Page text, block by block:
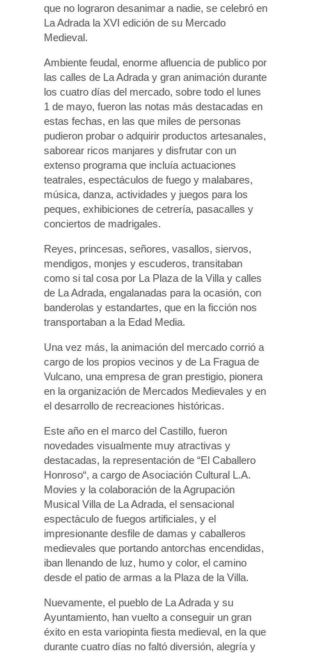
que no lograron desanimar a nadie, se celebró en
La Adrada la XVI edición de su Mercado
Medieval.
Ambiente feudal, enorme afluencia de publico por
las calles de La Adrada y gran animación durante
los cuatro días del mercado, sobre todo el lunes
1 de mayo, fueron las notas más destacadas en
estas fechas, en las que miles de personas
pudieron probar o adquirir productos artesanales,
saborear ricos manjares y disfrutar con un
extenso programa que incluía actuaciones
teatrales, espectáculos de fuego y malabares,
música, danza, actividades y juegos para los
peques, exhibiciones de cetrería, pasacalles y
conciertos de madrigales.
Reyes, princesas, señores, vasallos, siervos,
mendigos, monjes y escuderos, transitaban
como si tal cosa por La Plaza de la Villa y calles
de La Adrada, engalanadas para la ocasión, con
banderolas y estandartes, que en la ficción nos
transportaban a la Edad Media.
Una vez más, la animación del mercado corrió a
cargo de los propios vecinos y de La Fragua de
Vulcano, una empresa de gran prestigio, pionera
en la organización de Mercados Medievales y en
el desarrollo de recreaciones históricas.
Este año en el marco del Castillo, fueron
novedades visualmente muy atractivas y
destacadas, la representación de “El Caballero
Honroso“, a cargo de Asociación Cultural L.A.
Movies y la colaboración de la Agrupación
Musical Villa de La Adrada, el sensacional
espectáculo de fuegos artificiales, y el
impresionante desfile de damas y caballeros
medievales que portando antorchas encendidas,
iban llenando de luz, humo y color, el camino
desde el patio de armas a la Plaza de la Villa.
Nuevamente, el pueblo de La Adrada y su
Ayuntamiento, han vuelto a conseguir un gran
éxito en esta variopinta fiesta medieval, en la que
durante cuatro días no faltó diversión, alegría y